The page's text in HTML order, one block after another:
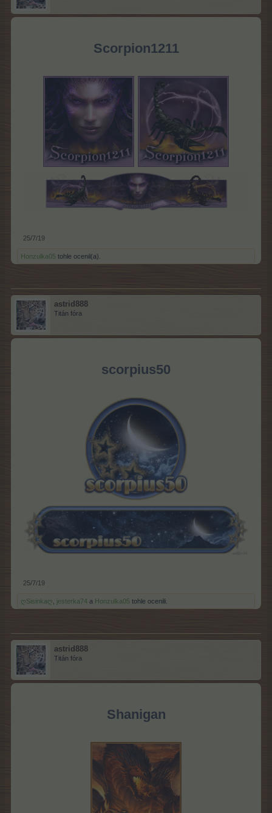
Scorpion1211
25/7/19
Honzulka05 tohle ocenil(a).
astrid888
Titán fóra
scorpius50
25/7/19
ღSisinkaღ jesterka74 a Honzulka05 tohle ocenili.
astrid888
Titán fóra
Shanigan